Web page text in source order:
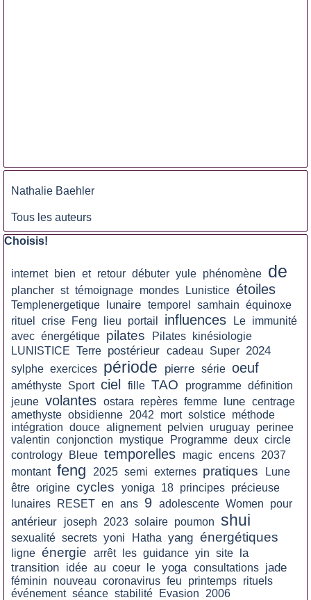
Nathalie Baehler
Tous les auteurs
Sauter le bloc Choisis!
Choisis!
internet bien et retour débuter yule phénomène de
plancher st témoignage mondes Lunistice étoiles
Templenergetique lunaire temporel samhain équinoxe
rituel
crise Feng lieu portail influences Le immunité
avec énergétique pilates Pilates
kinésiologie
LUNISTICE Terre postérieur cadeau Super 2024
sylphe exercices période pierre série oeuf
améthyste Sport ciel fille TAO programme définition
jeune volantes ostara repères femme lune centrage
amethyste obsidienne 2042 mort solstice méthode
intégration douce alignement pelvien uruguay perinee
valentin conjonction mystique Programme deux circle
contrology
Bleue temporelles magic encens 2037
montant feng 2025 semi externes pratiques
Lune
être origine cycles yoniga 18 principes précieuse
lunaires
RESET en ans 9 adolescente Women pour
antérieur joseph 2023 solaire poumon shui
sexualité secrets yoni Hatha yang énergétiques
ligne énergie arrêt les guidance yin site la
transition
idée au coeur le yoga consultations jade
féminin nouveau coronavirus feu printemps rituels
événement séance stabilité Evasion 2006